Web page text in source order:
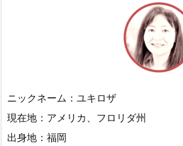
ニックネーム：ユキロザ
現在地：アメリカ、フロリダ州
出身地：福岡